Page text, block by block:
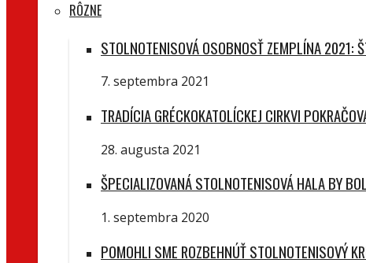
RÔZNE
STOLNOTENISOVÁ OSOBNOSŤ ZEMPLÍNA 2021:
7. septembra 2021
TRADÍCIA GRÉCKOKATOLÍCKEJ CIRKVI
28. augusta 2021
ŠPECIALIZOVANÁ STOLNOTENISOVÁ HALA BY
1. septembra 2020
POMOHLI SME ROZBEHNÚŤ STOLNOTENISOVÝ